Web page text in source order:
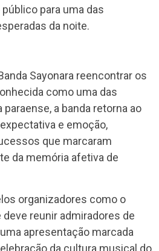
para uma das
da noite.
Sayonara reencontrar os
como uma das
a banda retorna ao
e emoção,
que marcaram
da memória afetiva de
organizadores como o
reunir admiradores de
apresentação marcada
da cultura musical do